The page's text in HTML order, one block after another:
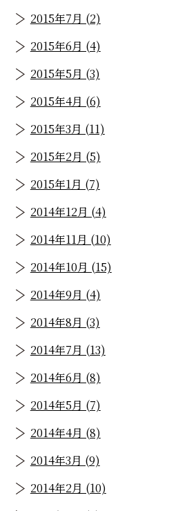
2015年7月 (2)
2015年6月 (4)
2015年5月 (3)
2015年4月 (6)
2015年3月 (11)
2015年2月 (5)
2015年1月 (7)
2014年12月 (4)
2014年11月 (10)
2014年10月 (15)
2014年9月 (4)
2014年8月 (3)
2014年7月 (13)
2014年6月 (8)
2014年5月 (7)
2014年4月 (8)
2014年3月 (9)
2014年2月 (10)